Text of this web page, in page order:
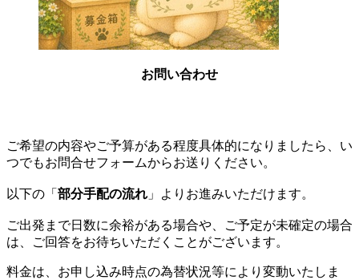
お問い合わせ
ご希望の内容やご予算がある程度具体的になりましたら、い
つでもお問合せフォームからお送りください。
以下の 「 部分手配の流れ 」 よりお進みいただけます。
ご出発まで日数に余裕がある場合や、ご予定が未確定の場合
は、ご回答をお待ちいただくことがございます。
料金は、お申し込み時点の為替状況等により変動いたしま